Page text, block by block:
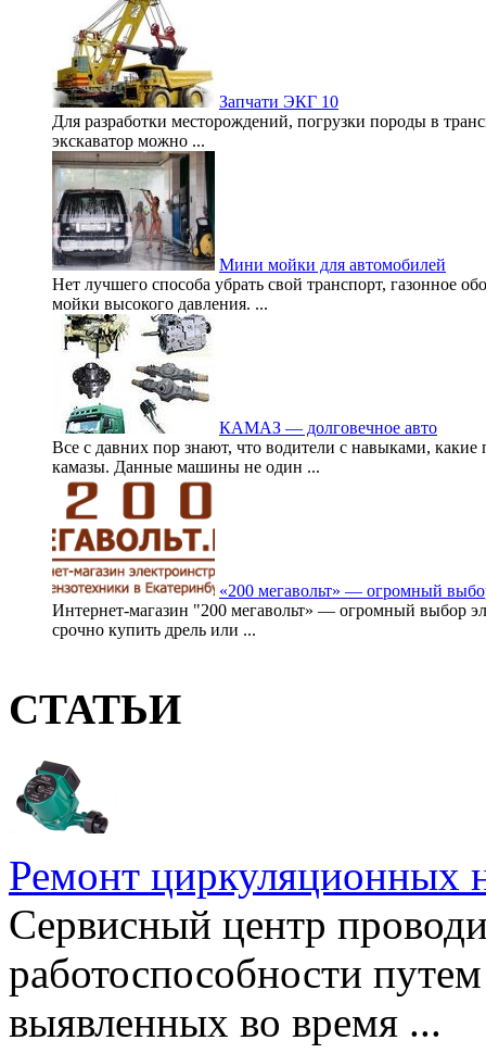
Запчати ЭКГ 10
Для разработки месторождений, погрузки породы в
экскаватор можно ...
Мини мойки для автомобилей
Нет лучшего способа убрать свой транспорт, газонное
мойки высокого давления. ...
КАМАЗ — долговечное авто
Все с давних пор знают, что водители с навыками,
камазы. Данные машины не один ...
«200 мегавольт» — огромный
Интернет-магазин "200 мегавольт» — огромный выбор
срочно купить дрель или ...
СТАТЬИ
Ремонт циркуляционных
Сервисный центр
работоспособности
выявленных во время ...